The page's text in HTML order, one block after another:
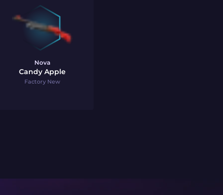
Nova
Candy Apple
Factory New